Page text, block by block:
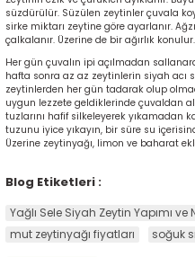
süzdürülür. Süzülen zeytinler çuvala
sirke miktarı zeytine göre ayarlanır.
çalkalanır. Üzerine de bir ağırlık konulur.
Her gün çuvalın ipi açılmadan
hafta sonra az az zeytinlerin siyah
zeytinlerden her gün tadarak olup
uygun lezzete geldiklerinde çuvaldan
tuzlarını hafif silkeleyerek yıkamadan
tuzunu iyice yıkayın, bir süre su
Üzerine zeytinyağı, limon ve baharat
Blog Etiketleri :
Yağlı Sele Siyah Zeytin Yapımı ve
mut zeytinyağı fiyatları
soğuk